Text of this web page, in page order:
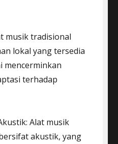
musik tradisional
lokal yang tersedia
mencerminkan
terhadap
Alat musik
akustik, yang